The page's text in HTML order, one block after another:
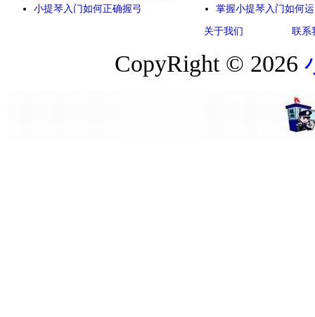
小提琴入门如何正确握弓 掌握小提琴入门如何
关于我们 联系
CopyRight © 2026